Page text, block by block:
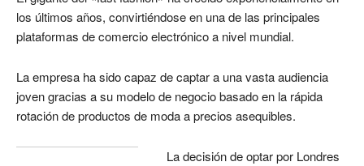
los últimos años, convirtiéndose en una de las principales
plataformas de comercio electrónico a nivel mundial.
La empresa ha sido capaz de captar a una vasta audiencia
joven gracias a su modelo de negocio basado en la rápida
rotación de productos de moda a precios asequibles.
La decisión de optar por Londres